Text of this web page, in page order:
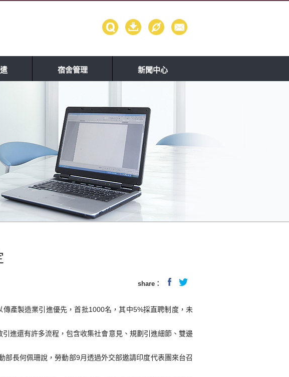
宿舍管理 新聞中心
share：
產製造業引進優先，首批1000名，其中5%採直聘制度，未
進還有許多流程，包含收集社會意見、規劃引進細節、雙邊
長何佩珊說，勞動部9月透過外交部邀請印度代表團來台召